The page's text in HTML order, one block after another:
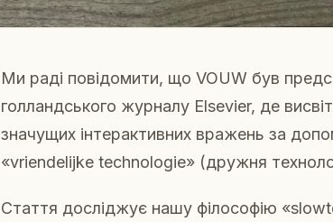
Ми раді повідомити, що VOUW був
голландського журналу Elsevier, де
значущих інтерактивних вражень за
«vriendelijke technologie» (дружня
Стаття досліджує нашу філософію